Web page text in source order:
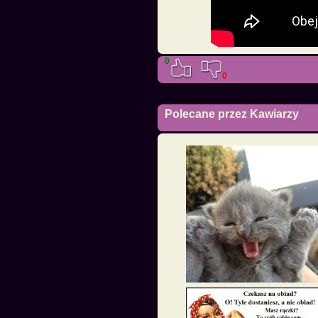
0
0
Polecane przez Kawiarzy